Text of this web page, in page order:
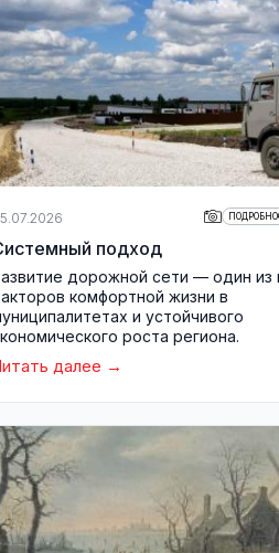
подход
дорожной сети — один из
комфортной жизни в
и устойчивого
роста региона.
далее